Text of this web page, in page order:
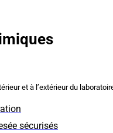
et à l’extérieur du
sécurisés